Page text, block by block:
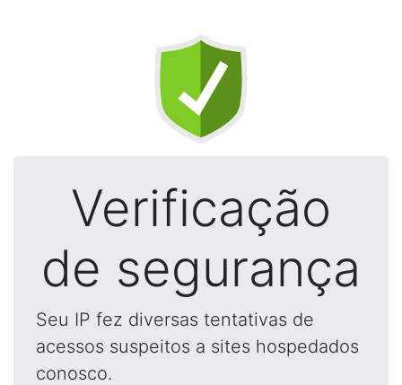
Verificação
de segurança
Seu IP fez diversas tentativas de
acessos suspeitos a sites hospedados
conosco.